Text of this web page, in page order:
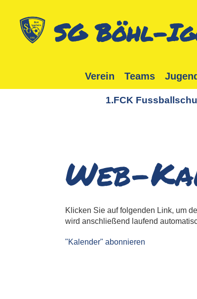
SG Böhl-
Verein Teams Jugend
1.FCK
Web-
Klicken Sie auf folgenden Link, um
wird anschließend laufend
"Kalender" abonnieren